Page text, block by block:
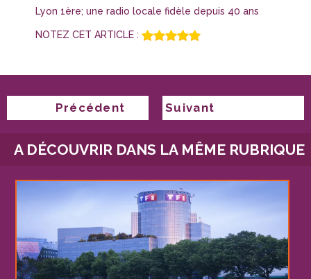
Lyon 1ère; une radio locale fidèle depuis 40 ans
NOTEZ CET ARTICLE :
NAVIGATION
DE
L’ARTICLE
Précédent
précédente :
Suivant
suivante :
A DÉCOUVRIR DANS LA MÊME RUBRIQUE